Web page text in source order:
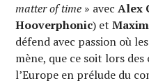
matter of time » avecAlex
Hooverphonic) et
défend avec passion où
mène, que ce soit lors
l’Europe en prélude du